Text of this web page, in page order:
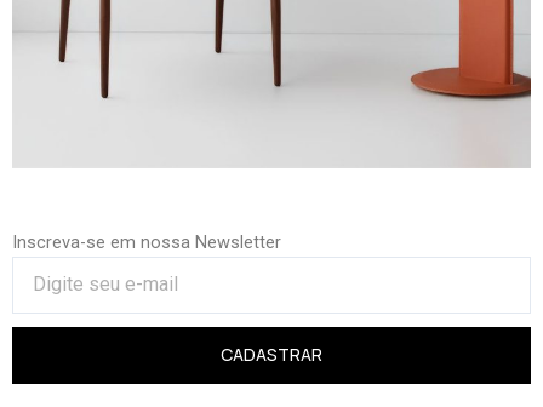
Inscreva-se em nossa Newsletter
CADASTRAR